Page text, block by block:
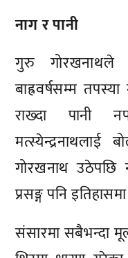
नाग र पानी
गुरु
बाह्रवर्षसम्म
राख्दा पानी
गोरखनाथ उठेपछि
प्रसङ्ग पनि
संसारमा सबैभन्दा